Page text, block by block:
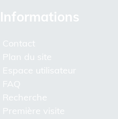
Informations
Contact
Plan du site
Espace utilisateur
FAQ
Recherche
Première visite